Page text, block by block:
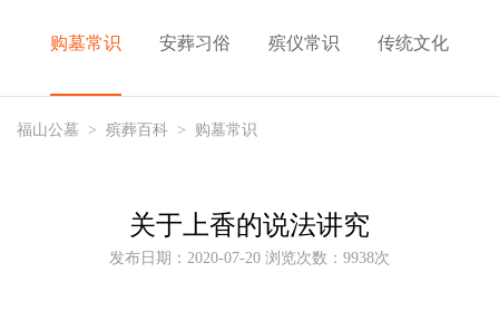
购墓常识 安葬习俗 殡仪常识 传统文化
福山公墓 > 殡葬百科 > 购墓常识
关于上香的说法讲究
发布日期：2020-07-20 浏览次数：9938次